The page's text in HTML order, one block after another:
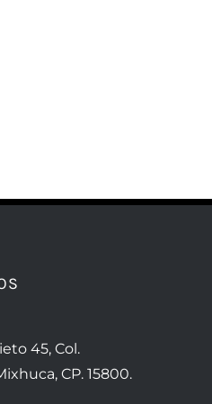
45, Col.
CP. 15800.